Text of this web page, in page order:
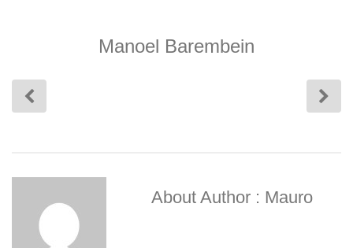
Manoel Barembein
About Author : Mauro